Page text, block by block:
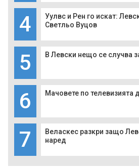
4
Уулвс и Рен го искат:
Светльо Вуцов
5 В Левски нещо се случва
6 Мачовете по телевизията
7
Веласкес разкри защо
наред